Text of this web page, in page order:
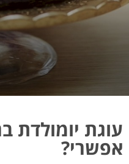
עוגת יומולדת
אפשרי?